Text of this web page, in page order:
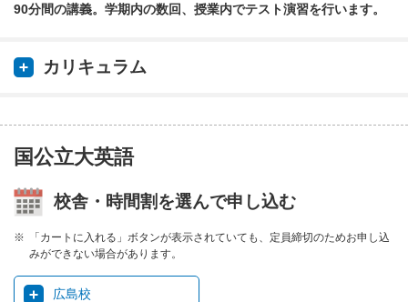
90分間の講義。学期内の数回、授業内でテスト演習を行います。
カリキュラム
国公立大英語
校舎・時間割を選んで申し込む
「カートに入れる」ボタンが表示されていても、定員締切のためお申し込
みができない場合があります。
広島校